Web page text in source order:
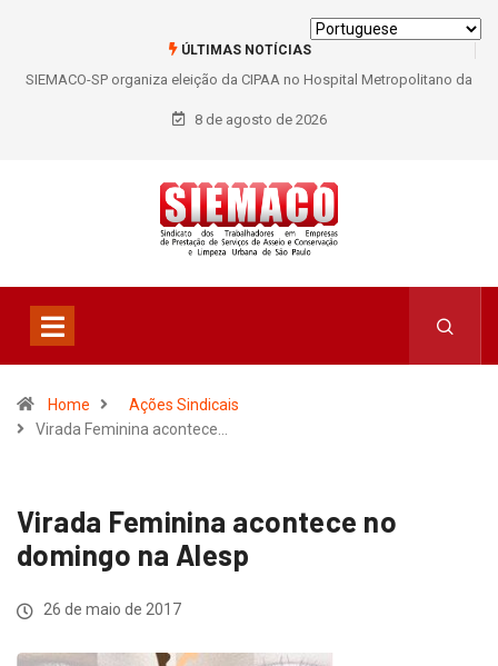
ÚLTIMAS NOTÍCIAS
SIEMACO-SP organiza eleição da CIPAA no Hospital Metropolitano da
Lapa e fortalece participação dos trabalhadores
8 de agosto de 2026
Home
Ações Sindicais
Virada Feminina acontece…
Virada Feminina acontece no
domingo na Alesp
26 de maio de 2017